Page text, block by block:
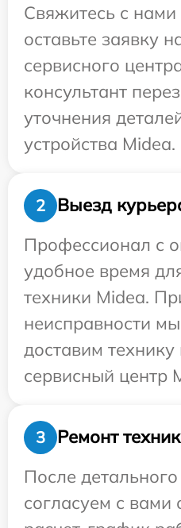
Свяжитесь с
оставьте заявку
сервисного
консультант
уточнения
устройства Midea.
2
Выезд
Профессионал с
удобное время
техники Midea.
неисправности
доставим технику
сервисный центр
3
Ремонт
После
согласуем с вами